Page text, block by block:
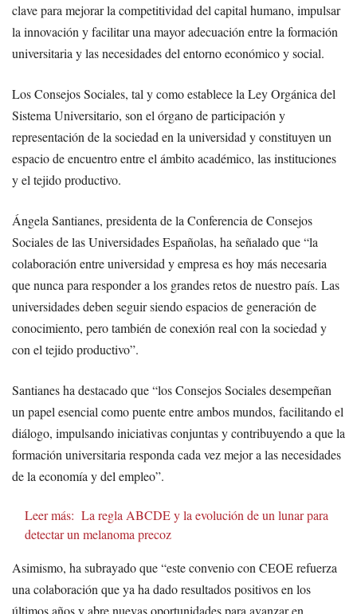
clave para mejorar la competitividad del capital humano, impulsar
la innovación y facilitar una mayor adecuación entre la formación
universitaria y las necesidades del entorno económico y social.
Los Consejos Sociales, tal y como establece la Ley Orgánica del
Sistema Universitario, son el órgano de participación y
representación de la sociedad en la universidad y constituyen un
espacio de encuentro entre el ámbito académico, las instituciones
y el tejido productivo.
Ángela Santianes, presidenta de la Conferencia de Consejos
Sociales de las Universidades Españolas, ha señalado que “la
colaboración entre universidad y empresa es hoy más necesaria
que nunca para responder a los grandes retos de nuestro país. Las
universidades deben seguir siendo espacios de generación de
conocimiento, pero también de conexión real con la sociedad y
con el tejido productivo”.
Santianes ha destacado que “los Consejos Sociales desempeñan
un papel esencial como puente entre ambos mundos, facilitando el
diálogo, impulsando iniciativas conjuntas y contribuyendo a que la
formación universitaria responda cada vez mejor a las necesidades
de la economía y del empleo”.
Leer más: La regla ABCDE y la evolución de un lunar para
detectar un melanoma precoz
Asimismo, ha subrayado que “este convenio con CEOE refuerza
una colaboración que ya ha dado resultados positivos en los
últimos años y abre nuevas oportunidades para avanzar en